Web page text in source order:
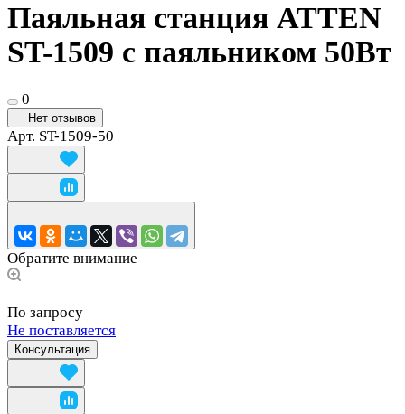
Паяльная станция ATTEN
ST-1509 с паяльником 50Вт
0
Нет отзывов
Арт. ST-1509-50
Обратите внимание
По запросу
Не поставляется
Консультация